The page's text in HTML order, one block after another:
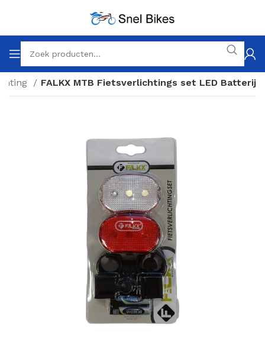
FALKX MTB Fietsverlichtings set LED Batterij